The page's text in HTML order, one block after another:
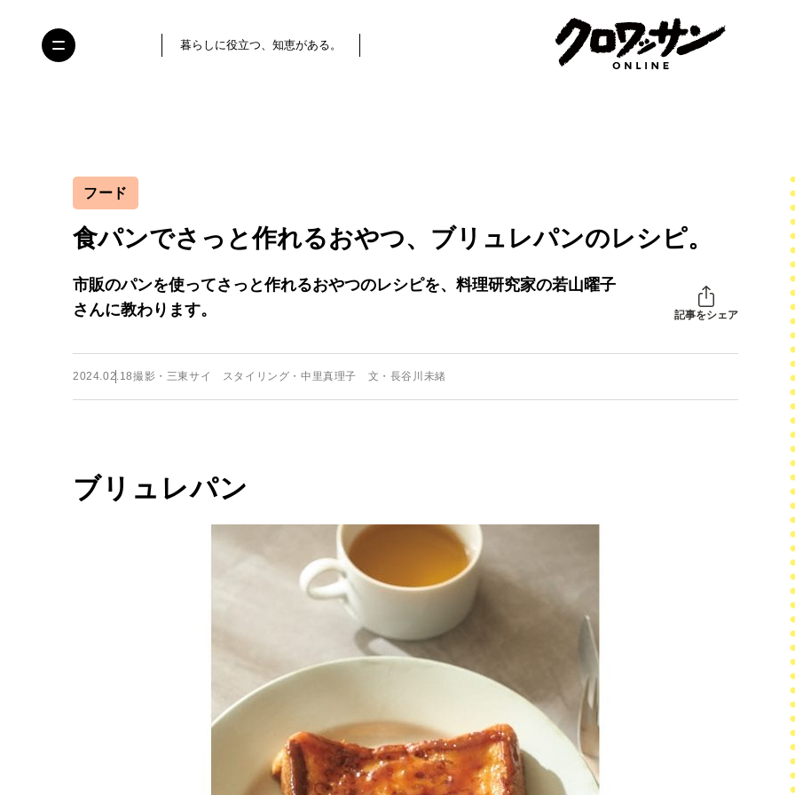
暮らしに役立つ、知恵がある。
フード
食パンでさっと作れるおやつ、ブリュレパンのレシピ。
市販のパンを使ってさっと作れるおやつのレシピを、料理研究家の若山曜子
さんに教わります。
記事をシェア
2024.02.18撮影・三東サイ スタイリング・中里真理子 文・長谷川未緒
ブリュレパン